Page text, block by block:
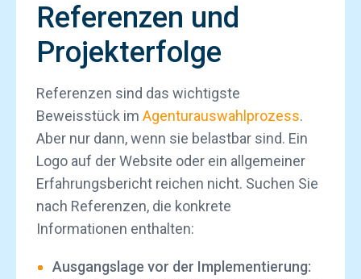
Referenzen und
Projekterfolge
Referenzen sind das wichtigste
Beweisstück im Agenturauswahlprozess.
Aber nur dann, wenn sie belastbar sind. Ein
Logo auf der Website oder ein allgemeiner
Erfahrungsbericht reichen nicht. Suchen Sie
nach Referenzen, die konkrete
Informationen enthalten:
Ausgangslage vor der Implementierung: